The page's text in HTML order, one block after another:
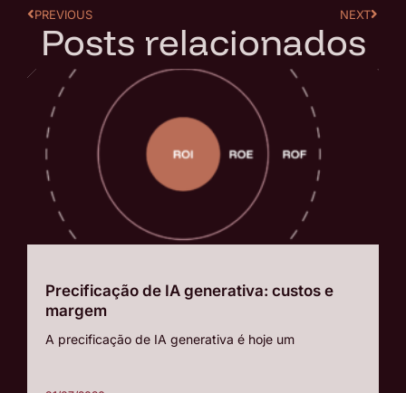
PREVIOUS NEXT
Posts relacionados
Precificação de IA generativa: custos e
margem
A precificação de IA generativa é hoje um